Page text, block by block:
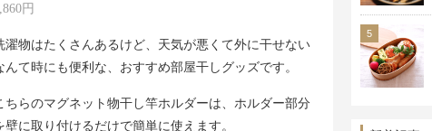
円
濯物はたくさんあるけど、天気が悪くて外に干せない
んて時にも便利な、おすすめ部屋干しグッズです。
ちらのマグネット物干し竿ホルダーは、ホルダー部分
壁に取り付けるだけで簡単に使えます。